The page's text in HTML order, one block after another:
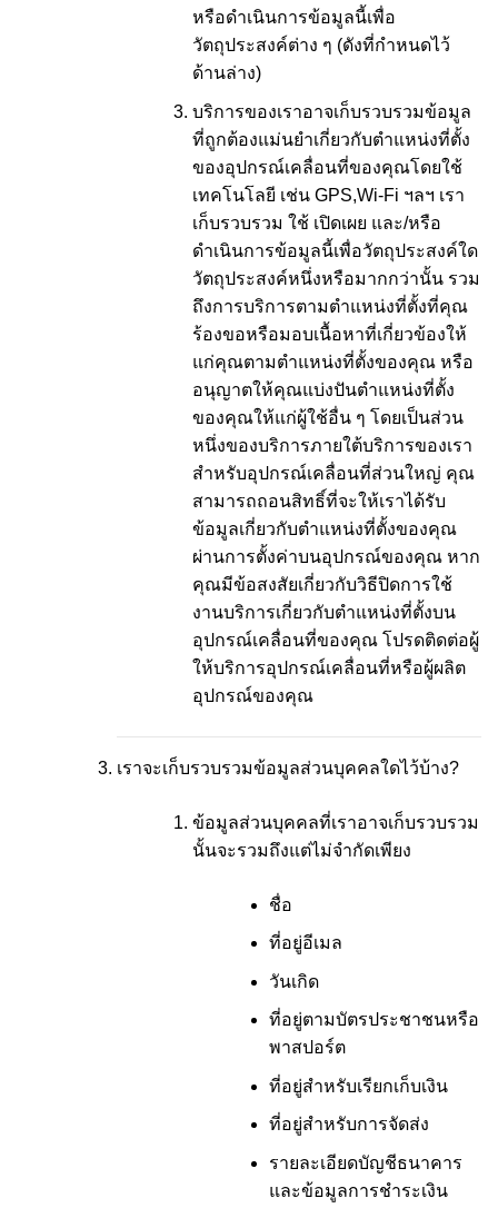
หรือดำเนินการข้อมูลนี้เพื่อ
วัตถุประสงค์ต่าง ๆ (ดังที่กำหนดไว้
ด้านล่าง)
บริการของเราอาจเก็บรวบรวมข้อมูล
ที่ถูกต้องแม่นยำเกี่ยวกับตำแหน่งที่ตั้ง
ของอุปกรณ์เคลื่อนที่ของคุณโดยใช้
เทคโนโลยี เช่น GPS,Wi-Fi ฯลฯ เรา
เก็บรวบรวม ใช้ เปิดเผย และ/หรือ
ดำเนินการข้อมูลนี้เพื่อวัตถุประสงค์ใด
วัตถุประสงค์หนึ่งหรือมากกว่านั้น รวม
ถึงการบริการตามตำแหน่งที่ตั้งที่คุณ
ร้องขอหรือมอบเนื้อหาที่เกี่ยวข้องให้
แก่คุณตามตำแหน่งที่ตั้งของคุณ หรือ
อนุญาตให้คุณแบ่งปันตำแหน่งที่ตั้ง
ของคุณให้แก่ผู้ใช้อื่น ๆ โดยเป็นส่วน
หนึ่งของบริการภายใต้บริการของเรา
สำหรับอุปกรณ์เคลื่อนที่ส่วนใหญ่ คุณ
สามารถถอนสิทธิ์ที่จะให้เราได้รับ
ข้อมูลเกี่ยวกับตำแหน่งที่ตั้งของคุณ
ผ่านการตั้งค่าบนอุปกรณ์ของคุณ หาก
คุณมีข้อสงสัยเกี่ยวกับวิธีปิดการใช้
งานบริการเกี่ยวกับตำแหน่งที่ตั้งบน
อุปกรณ์เคลื่อนที่ของคุณ โปรดติดต่อผู้
ให้บริการอุปกรณ์เคลื่อนที่หรือผู้ผลิต
อุปกรณ์ของคุณ
เราจะเก็บรวบรวมข้อมูลส่วนบุคคลใดไว้บ้าง?
ข้อมูลส่วนบุคคลที่เราอาจเก็บรวบรวม
นั้นจะรวมถึงแต่ไม่จำกัดเพียง
ชื่อ
ที่อยู่อีเมล
วันเกิด
ที่อยู่ตามบัตรประชาชนหรือ
พาสปอร์ต
ที่อยู่สำหรับเรียกเก็บเงิน
ที่อยู่สำหรับการจัดส่ง
รายละเอียดบัญชีธนาคาร
และข้อมูลการชำระเงิน